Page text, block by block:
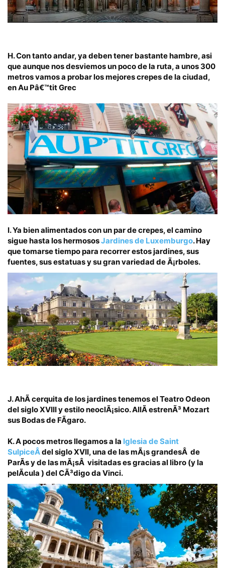
H.Con tanto andar,ya deben tener bastante hambre, asi
que aunque nos desviemos un poco de la ruta,a unos 300
metrosvamos a probar losmejores crepes de la ciudad,
enAu Pâ€™tit Grec
I.Ya bien alimentados con un par de crepes, el camino
sigue hasta los hermososJardines de Luxemburgo. Hay
que tomarse tiempo para recorrer estos jardines, sus
fuentes, sus estatuas y su gran variedad de Ã¡rboles.
J.AhÃ­ cerquita de los jardines tenemos elTeatro Odeon
del siglo XVIII y estilo neoclÃ¡sico. AllÃ­ estrenÃ³ Mozart
sus Bodas de FÃ­garo.
K.A pocos metros llegamos a la Iglesia de Saint
SulpiceÂdelsiglo XVII, una de las mÃ¡s grandesÂ de
ParÃ­s y de las mÃ¡sÂ visitadas esgracias al libro (y la
pelÃ­cula ) del CÃ³digo da Vinci.